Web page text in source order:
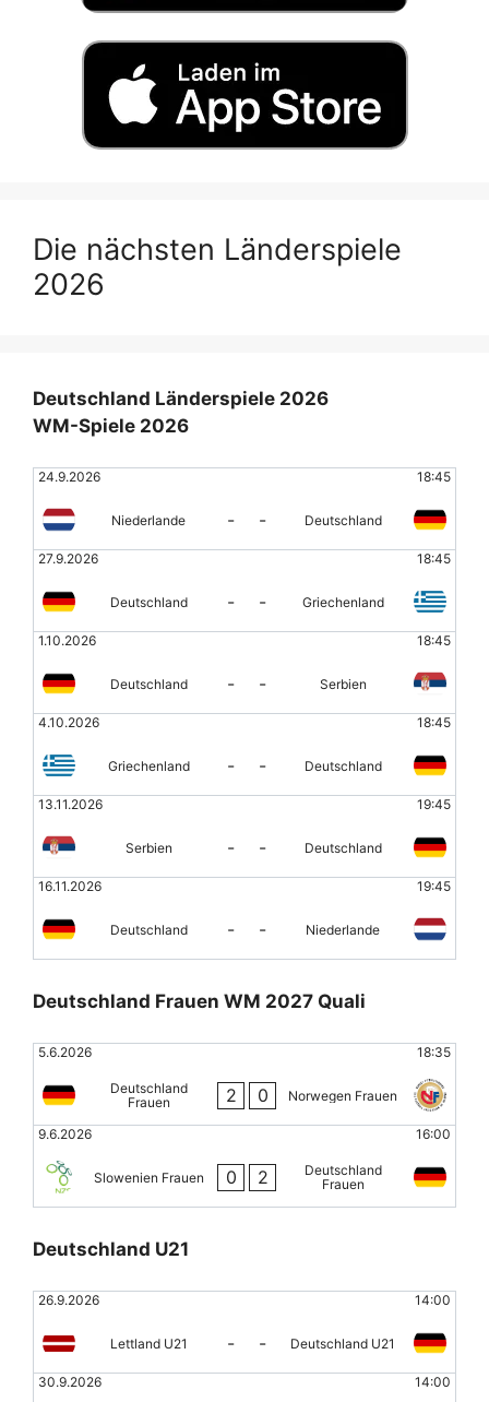
Die nächsten Länderspiele
2026
Deutschland Länderspiele 2026
WM-Spiele 2026
24.9.2026 18:45
Niederlande - - Deutschland
27.9.2026 18:45
Deutschland - - Griechenland
1.10.2026 18:45
Deutschland - - Serbien
4.10.2026 18:45
Griechenland - - Deutschland
13.11.2026 19:45
Serbien - - Deutschland
16.11.2026 19:45
Deutschland - - Niederlande
Deutschland Frauen WM 2027 Quali
5.6.2026 18:35
Deutschland
Frauen
2 0 Norwegen Frauen
9.6.2026 16:00
Slowenien Frauen 0 2
Deutschland
Frauen
Deutschland U21
26.9.2026 14:00
Lettland U21 - - Deutschland U21
30.9.2026 14:00